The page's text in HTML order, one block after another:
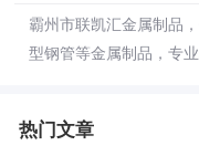
霸州市联凯汇金属制品
型钢管等金属制品，专
热门文章